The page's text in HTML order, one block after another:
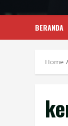
BERANDA
Home